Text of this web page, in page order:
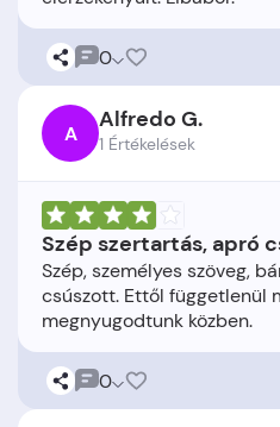
0
A Alfredo G.
1 Értékelések
Szép szertartás, apró
Szép, személyes szöveg,
csúszott. Ettől függetlenül
0